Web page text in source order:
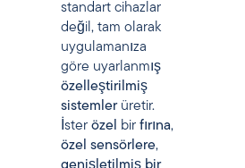
standart cihazlar
değil, tam olarak
uygulamanıza
göre uyarlanmış
özelleştirilmiş
sistemlerüretir.
İster özel bir fırına,
özel sensörlere,